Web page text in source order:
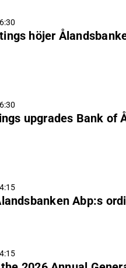
höjer
upgrades Bank of
Abp:s